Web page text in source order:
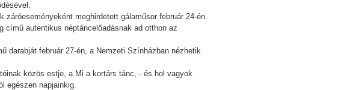
meghirdetett gálaműsor február 24-én.
című autentikus néptáncelőadásnak ad otthon az
darabját február 27-én, a Nemzeti Színházban nézhetik
közös estje, a Mi a kortárs tánc, - és hol vagyok
egészen napjainkig.